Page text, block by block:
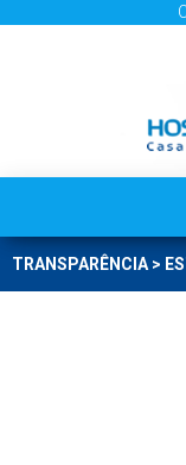
TRANSPARÊNCIA >